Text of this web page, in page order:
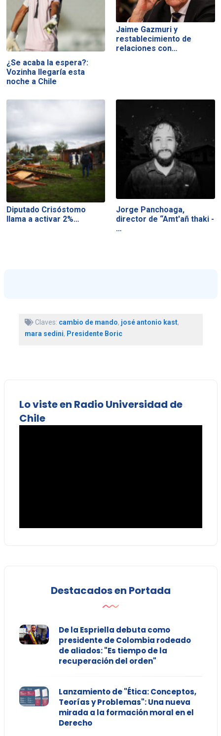
¿Se acaba la espera?:
Vozinha llegaría esta
noche a Chile
Jaime Gazmuri y
restablecimiento de
relaciones con…
Diputado Crisóstomo
llama a activar 2%…
Jorge Panchoaga,
director de “Amt'añ thaki -
…
Claves: cambio de mando, josé antonio kast,
mara sedini, Presidente Boric
Lo viste en Radio Universidad de
Chile
Destacados en Portada
De la Espriella debuta como
presidente de Colombia rodeado
de aliados: "Es tiempo de la
recuperación del orden"
Lanzamiento de "Ética: Conceptos,
Teorías y Problemas": Una nueva
mirada a la formación moral en el
Derecho